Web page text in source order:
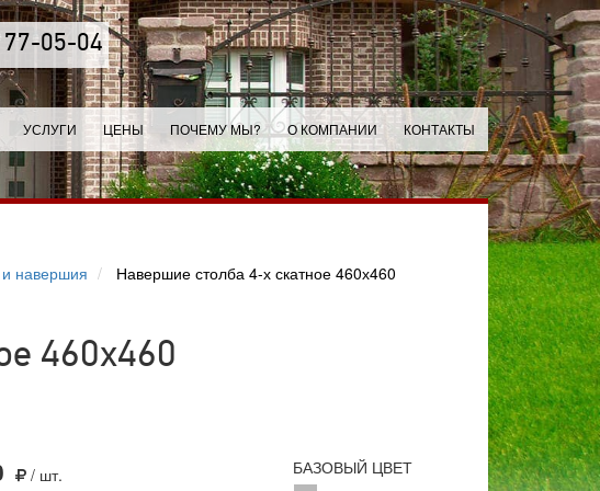
77-05-04
УСЛУГИ ЦЕНЫ ПОЧЕМУ МЫ? О КОМПАНИИ КОНТАКТЫ
навершия Навершие столба 4-х скатное 460х460
460х460
/ шт. БАЗОВЫЙ ЦВЕТ